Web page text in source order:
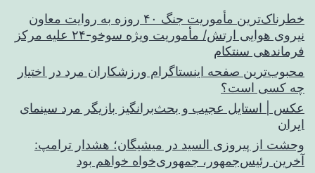
خطرناک‌ترین مأموریت جنگ ۴۰ روزه به روایت معاون
نیروی هوایی ارتش/ مأموریت ویژه سوخو-۲۴ علیه مرکز
فرماندهی سنتکام
محبوب‌ترین صفحه اینستاگرام ورزشکاران مرد در اختیار
چه کسی است؟
عکس | استایل عجیب و بحث‌برانگیز بازیگر مرد سینمای
ایران
وحشت از پیروزی السید در میشیگان؛ هشدار ترامپ:
آخرین رئیس‌جمهور، جمهوری‌خواه خواهم بود